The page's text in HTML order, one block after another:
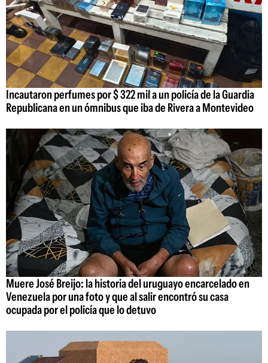
Incautaron perfumes por $ 322 mil a un policía de la Guardia
Republicana en un ómnibus que iba de Rivera a Montevideo
Muere José Breijo: la historia del uruguayo encarcelado en
Venezuela por una foto y que al salir encontró su casa
ocupada por el policía que lo detuvo